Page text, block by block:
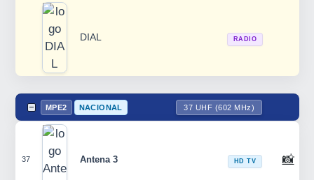
DIAL RADIO
MPE2 NACIONAL 37 UHF (602 MHz)
37 Antena 3 HD TV 📸